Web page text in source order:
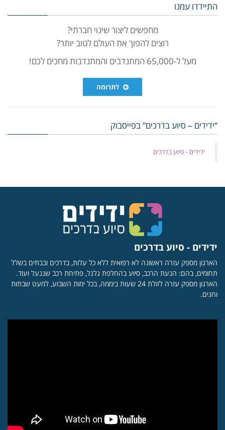
התיידדו עמנו
מחפשים ליצור שינוי חברתי?
רוצים להפוך את העולם לטוב יותר?
מעל ל-65,000 המתנדבים והמתנדבות מחכים לכם!
לתרומה
“ידידים – סיוע בדרכים” בפייסבוק
‏ידידים - סיוע בדרכים
ידידים - סיוע בדרכים
הארגון מספק עזרה ראשונה לא רפואית ללא כל עלות, בדרכים ובבתים בשלל
תחומים, בהם: הנעת הרכב, סיוע בהחלפת גלגל, פתיחת רכב שננעל ועוד.
הארגון מספק עזרה לזולת 24 שעות ביממה, בכל ימות השבוע, למעט שבתות
וחגים.